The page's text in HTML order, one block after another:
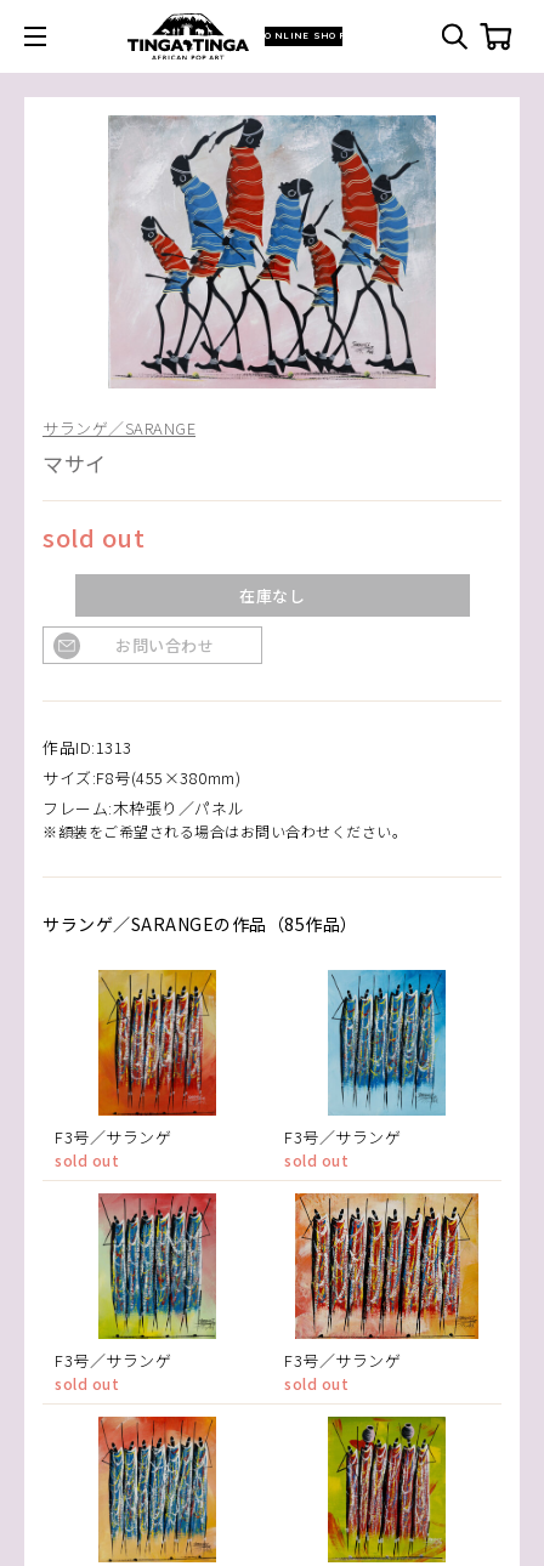
ONLINE SHOP
サランゲ／SARANGE
マサイ
sold out
在庫なし
お問い合わせ
作品ID:1313
サイズ:F8号(455×380mm)
フレーム:木枠張り／パネル
※額装をご希望される場合はお問い合わせください。
サランゲ／SARANGEの作品（85作品）
F3号／サランゲ
sold out
F3号／サランゲ
sold out
F3号／サランゲ
sold out
F3号／サランゲ
sold out